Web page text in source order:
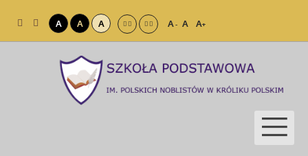
A A A A- A A+